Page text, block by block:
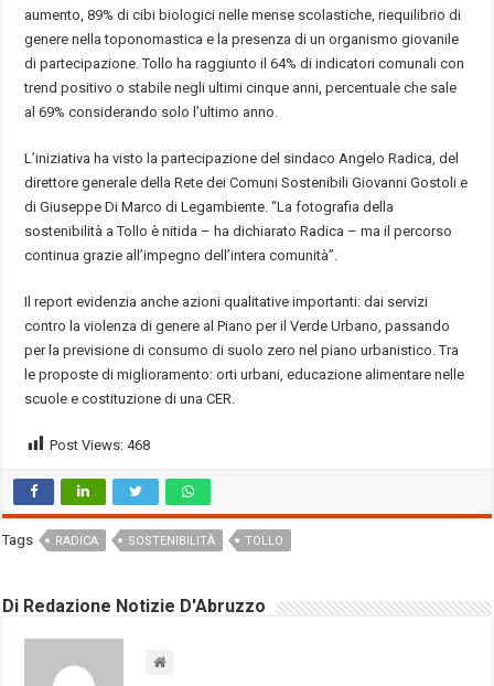
aumento, 89% di cibi biologici nelle mense scolastiche, riequilibrio di
genere nella toponomastica e la presenza di un organismo giovanile
di partecipazione. Tollo ha raggiunto il 64% di indicatori comunali con
trend positivo o stabile negli ultimi cinque anni, percentuale che sale
al 69% considerando solo l’ultimo anno.
L’iniziativa ha visto la partecipazione del sindaco Angelo Radica, del
direttore generale della Rete dei Comuni Sostenibili Giovanni Gostoli e
di Giuseppe Di Marco di Legambiente. “La fotografia della
sostenibilità a Tollo è nitida – ha dichiarato Radica – ma il percorso
continua grazie all’impegno dell’intera comunità”.
Il report evidenzia anche azioni qualitative importanti: dai servizi
contro la violenza di genere al Piano per il Verde Urbano, passando
per la previsione di consumo di suolo zero nel piano urbanistico. Tra
le proposte di miglioramento: orti urbani, educazione alimentare nelle
scuole e costituzione di una CER.
Post Views: 468
Tags RADICA SOSTENIBILITÀ TOLLO
Di Redazione Notizie D'Abruzzo